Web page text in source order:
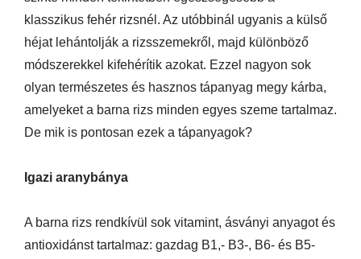
klasszikus fehér rizsnél. Az utóbbinál ugyanis a külső
héjat lehántolják a rizsszemekről, majd különböző
módszerekkel kifehérítik azokat. Ezzel nagyon sok
olyan természetes és hasznos tápanyag megy kárba,
amelyeket a barna rizs minden egyes szeme tartalmaz.
De mik is pontosan ezek a tápanyagok?
Igazi aranybánya
A barna rizs rendkívül sok vitamint, ásványi anyagot és
antioxidánst tartalmaz: gazdag B1,- B3-, B6- és B5-